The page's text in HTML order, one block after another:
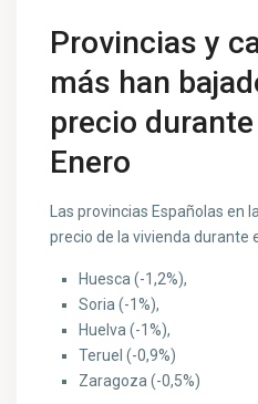
Provincias y
más han
precio
Enero
Las provincias Españolas en
precio de la vivienda durante
Huesca (-1,2%),
Soria (-1%),
Huelva (-1%),
Teruel (-0,9%)
Zaragoza (-0,5%)